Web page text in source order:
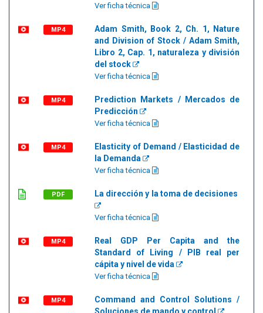
Ver ficha técnica
MP4
Adam Smith, Book 2, Ch. 1, Nature
and Division of Stock / Adam Smith,
Libro 2, Cap. 1, naturaleza y división
del stock
Ver ficha técnica
MP4
Prediction Markets / Mercados de
Predicción
Ver ficha técnica
MP4
Elasticity of Demand / Elasticidad de
la Demanda
Ver ficha técnica
PDF La dirección y la toma de decisiones
Ver ficha técnica
MP4
Real GDP Per Capita and the
Standard of Living / PIB real per
cápita y nivel de vida
Ver ficha técnica
MP4
Command and Control Solutions /